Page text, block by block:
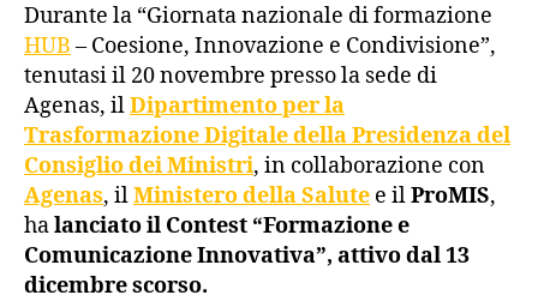
Durante la “Giornata nazionale di formazione
HUB – Coesione, Innovazione e Condivisione”,
tenutasi il 20 novembre presso la sede di
Agenas, ilDipartimento per la
Trasformazione Digitale della Presidenza del
Consiglio dei Ministri, in collaborazione con
Agenas, ilMinistero della Salute e ilProMIS,
halanciato il Contest “Formazione e
Comunicazione Innovativa”, attivo dal 13
dicembre scorso.